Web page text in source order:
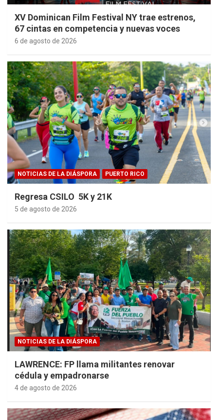
XV Dominican Film Festival NY trae estrenos,
67 cintas en competencia y nuevas voces
6 de agosto de 2026
NOTICIAS DE LA DIÁSPORA PUERTO RICO
Regresa CSILO 5K y 21K
5 de agosto de 2026
NOTICIAS DE LA DIÁSPORA
LAWRENCE: FP llama militantes renovar
cédula y empadronarse
4 de agosto de 2026